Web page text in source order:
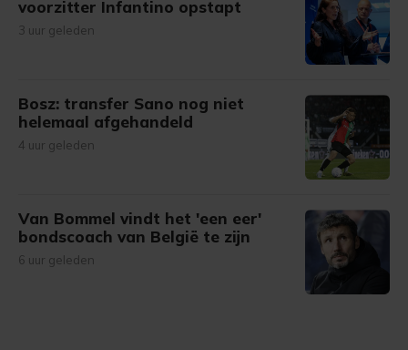
voorzitter Infantino opstapt
3 uur geleden
Bosz: transfer Sano nog niet
helemaal afgehandeld
4 uur geleden
Van Bommel vindt het 'een eer'
bondscoach van België te zijn
6 uur geleden